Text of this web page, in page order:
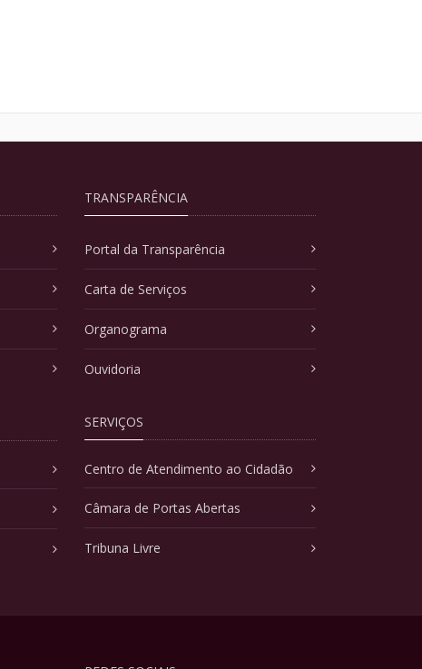
TRANSPARÊNCIA
Portal da Transparência
Carta de Serviços
Organograma
Ouvidoria
SERVIÇOS
Centro de Atendimento ao Cidadão
Câmara de Portas Abertas
Tribuna Livre